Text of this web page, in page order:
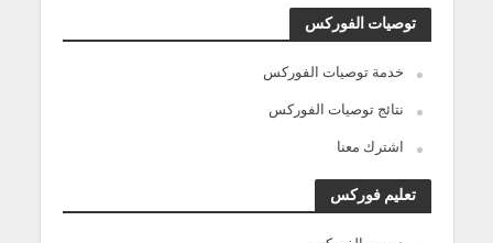
توصيات الفوركس
خدمة توصيات الفوركس
نتائج توصيات الفوركس
اشترك معنا
تعليم فوركس